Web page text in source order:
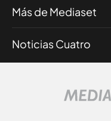
Más de Mediaset
Noticias Cuatro